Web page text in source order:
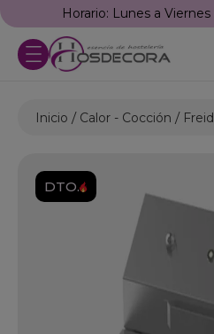
Horario: Lunes a
Inicio Calor - Cocción
DTO.